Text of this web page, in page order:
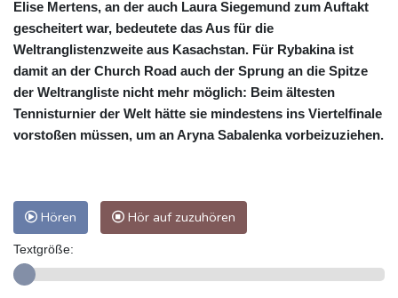
Elise Mertens, an der auch Laura Siegemund zum Auftakt
gescheitert war, bedeutete das Aus für die
Weltranglistenzweite aus Kasachstan. Für Rybakina ist
damit an der Church Road auch der Sprung an die Spitze
der Weltrangliste nicht mehr möglich: Beim ältesten
Tennisturnier der Welt hätte sie mindestens ins Viertelfinale
vorstoßen müssen, um an Aryna Sabalenka vorbeizuziehen.
Hören Hör auf zuzuhören
Textgröße: